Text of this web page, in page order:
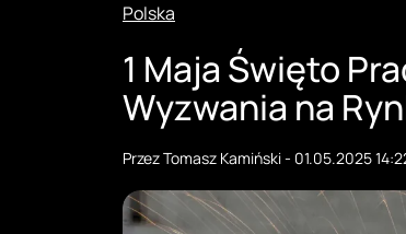
Polska
1 Maja Święto
Wyzwania na
PrzezTomasz Kamiński- 01.05.2025